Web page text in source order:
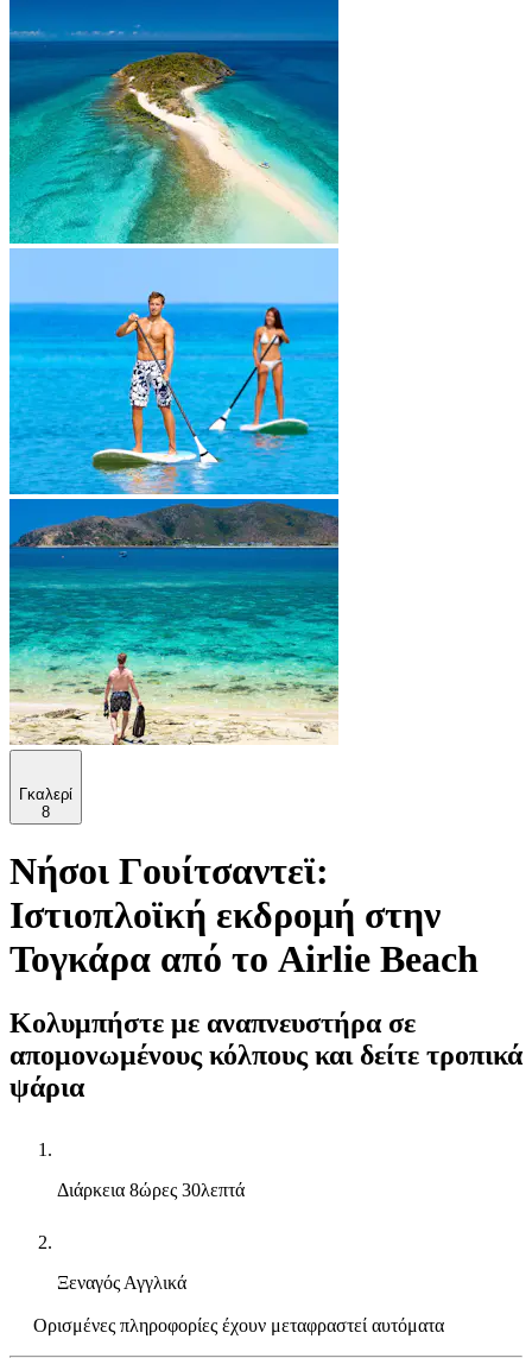
Γκαλερί
8
Νήσοι Γουίτσαντεϊ:
Ιστιοπλοϊκή εκδρομή στην
Τογκάρα από το Airlie Beach
Κολυμπήστε με αναπνευστήρα σε
απομονωμένους κόλπους και δείτε τροπικά
ψάρια
Διάρκεια 8ώρες 30λεπτά
Ξεναγός Αγγλικά
Ορισμένες πληροφορίες έχουν μεταφραστεί αυτόματα